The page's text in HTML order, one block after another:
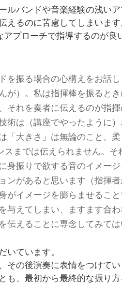
ルバンドや音楽経験の浅い
えるのに苦慮してしまいま
プローチで指導するのが良
を振る場合の心構えをお話
が）。私は指揮棒を振ると
それを奏者に伝えるのが指
術は（講座でやったように
「大きさ」は無論のこと、
までは伝えられません。そ
身振りで欲する音のイメー
ンがあると思います（指揮
がイメージを膨らませるこ
与えてしまい、ますます合
えることに専念してみては
いています。
その後演奏に表情をつけて
も、最初から最終的な振り